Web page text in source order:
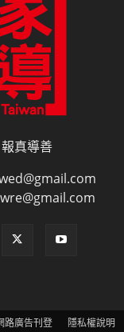
真導善
路廣告刊登 隱私權說明